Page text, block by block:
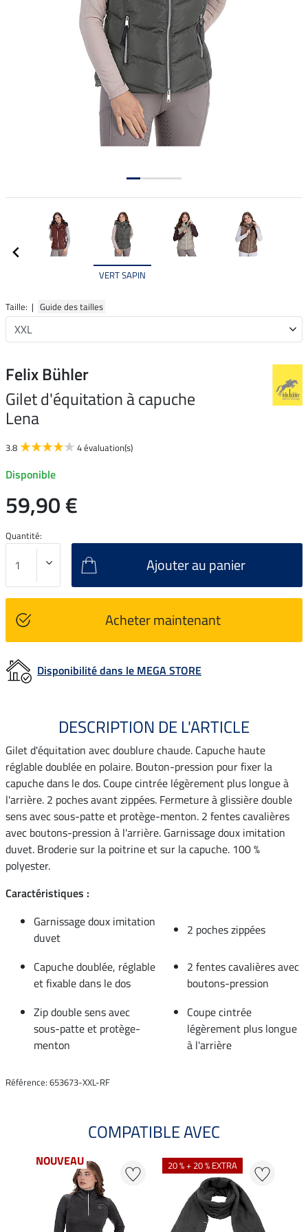
VERT SAPIN
Taille: | Guide des tailles
Felix Bühler
Gilet d'équitation à capuche
Lena
3.8 4 évaluation(s)
Disponible
59,90 €
Quantité:
Ajouter au panier
Acheter maintenant
Disponibilité dans le MEGA STORE
DESCRIPTION DE L'ARTICLE
Gilet d'équitation avec doublure chaude. Capuche haute
réglable doublée en polaire. Bouton-pression pour fixer la
capuche dans le dos. Coupe cintrée légèrement plus longue à
l'arrière. 2 poches avant zippées. Fermeture à glissière double
sens avec sous-patte et protège-menton. 2 fentes cavalières
avec boutons-pression à l'arrière. Garnissage doux imitation
duvet. Broderie sur la poitrine et sur la capuche. 100 %
polyester.
Caractéristiques :
Garnissage doux imitation
duvet
2 poches zippées
Capuche doublée, réglable
et fixable dans le dos
2 fentes cavalières avec
boutons-pression
Zip double sens avec
sous-patte et protège-
menton
Coupe cintrée
légèrement plus longue
à l'arrière
Référence: 653673-XXL-RF
COMPATIBLE AVEC
NOUVEAU 20 % + 20 % EXTRA